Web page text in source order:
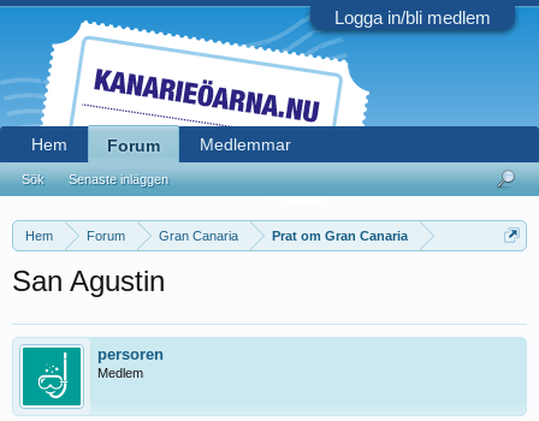
Logga in/bli medlem
Hem Forum Gran Canaria Prat om Gran Canaria
San Agustin
persoren
Medlem
Hem Forum
Sök Senaste inläggen
Medlemmar